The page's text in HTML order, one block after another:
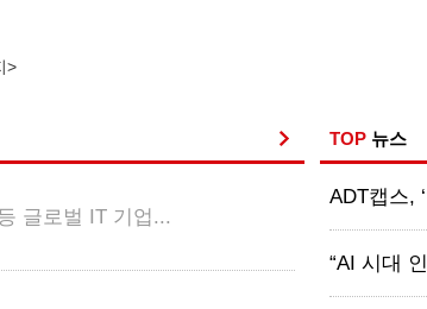
>
글로벌 IT 기업...
TOP 뉴스
ADT캡스,
“AI 시대